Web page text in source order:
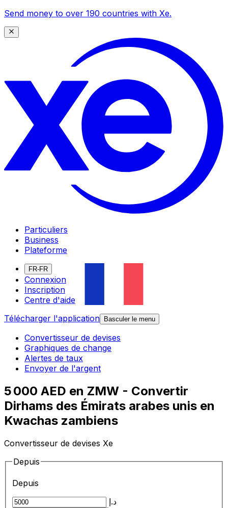
Send money to over 190 countries with Xe.
Particuliers
Business
Plateforme
FR-FR
Connexion
Inscription
Centre d'aide
Télécharger l'application
Basculer le menu
Convertisseur de devises
Graphiques de change
Alertes de taux
Envoyer de l'argent
5 000 AED en ZMW - Convertir
Dirhams des Émirats arabes unis en
Kwachas zambiens
Convertisseur de devises Xe
Depuis
Depuis
د.إ